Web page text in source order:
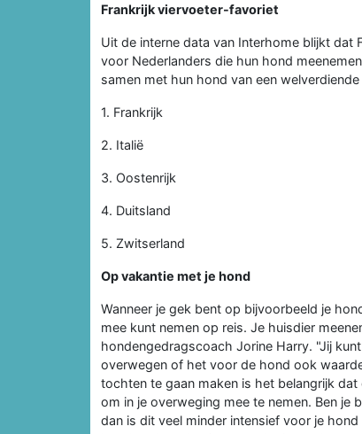
Frankrijk viervoeter-favoriet
Uit de interne data van Interhome blijkt dat
voor Nederlanders die hun hond
samen met hun hond van een
1. Frankrijk
2. Italië
3. Oostenrijk
4. Duitsland
5. Zwitserland
Op vakantie met je hond
Wanneer je gek bent op bijvoorbeeld je
mee kunt nemen op reis. Je huisdier
hondengedragscoach Jorine Harry. "Jij
overwegen of het voor de hond ook
tochten te gaan maken is het belangrijk
om in je overweging mee te nemen. Ben je
dan is dit veel minder intensief voor je